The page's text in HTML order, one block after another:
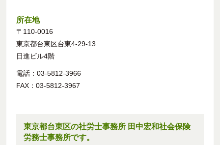
所在地
〒110-0016
東京都台東区台東4-29-13
日進ビル4階
電話：03-5812-3966
FAX：03-5812-3967
東京都台東区の社労士事務所 田中宏和社会保険
労務士事務所です。